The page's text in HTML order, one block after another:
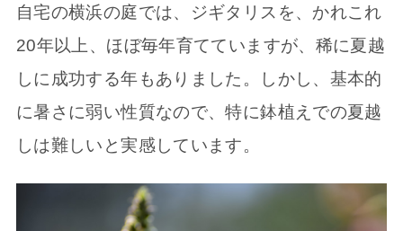
自宅の横浜の庭では、ジギタリスを、かれこれ
20年以上、ほぼ毎年育てていますが、稀に夏越
しに成功する年もありました。しかし、基本的
に暑さに弱い性質なので、特に鉢植えでの夏越
しは難しいと実感しています。